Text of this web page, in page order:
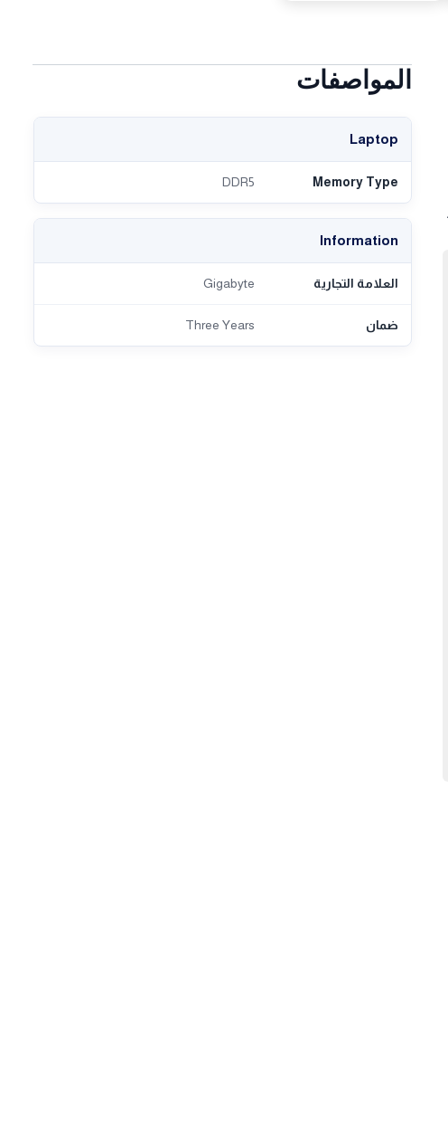
المواصفات
Laptop
Memory Type
DDR5
Information
العلامة التجارية Gigabyte
ضمان Three Years